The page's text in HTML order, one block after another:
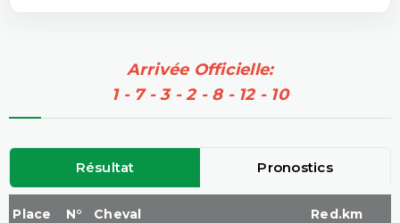
Arrivée Officielle:
1 - 7 - 3 - 2 - 8 - 12 - 10
Résultat Pronostics
Place N° Cheval Red.km